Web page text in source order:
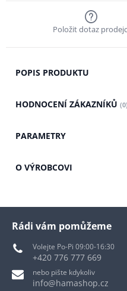
Položit dotaz
POPIS PRODUKTU
HODNOCENÍ ZÁKAZNÍKŮ (0)
PARAMETRY
O VÝROBCOVI
Rádi vám pomůžeme
Volejte Po-Pi 09:00-16:30
+420 776 777 669
nebo pište kdykoliv
info@hamashop.cz